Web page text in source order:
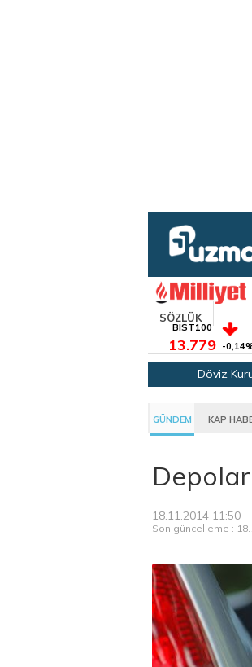
SÖZLÜK
BIST100
13.779 -
Döviz
GÜNDEM KAP
18.11.2014 11:50
Son güncelleme :